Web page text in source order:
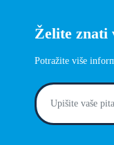
Želite znati
Potražite više